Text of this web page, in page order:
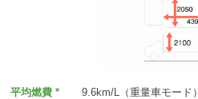
平均燃費 * 9.6km/L（重量車モード）